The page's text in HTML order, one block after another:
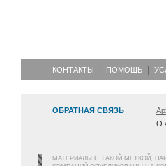
КОНТАКТЫ ПОМОЩЬ
ОБРАТНАЯ СВЯЗЬ
О
МАТЕРИАЛЫ С ТАКОЙ МЕТКОЙ,